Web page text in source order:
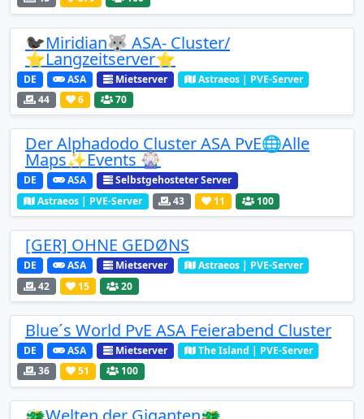
🐦‍⬛Miridian🐺 ASA- Cluster/
⭐Langzeitserver⭐
DE ASA Mietserver
Astraeos | PVE-Server
44
6 70
Der Alphadodo Cluster ASA PvE🌐Alle
Maps✨Events 🎡
DE ASA
Selbstgehosteter Server
Astraeos | PVE-Server
43 11 100
[GER] OHNE GEDØNS
DE ASA Mietserver
Astraeos | PVE-Server
42
15 20
Blue´s World PvE ASA Feierabend Cluster
DE ASA Mietserver
The Island | PVE-Server
36
51 100